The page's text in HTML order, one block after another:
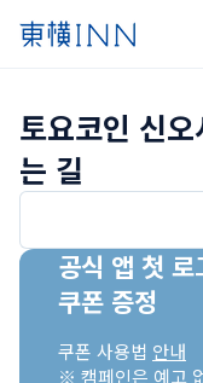
토요코인 신
는 길
공식 앱 첫 로
쿠폰 증정
쿠폰 사용법 안내
※ 캠페인은 예고